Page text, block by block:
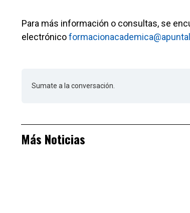
Para más información o consultas, se
electrónico
Sumate a la conversación.
Más Noticias